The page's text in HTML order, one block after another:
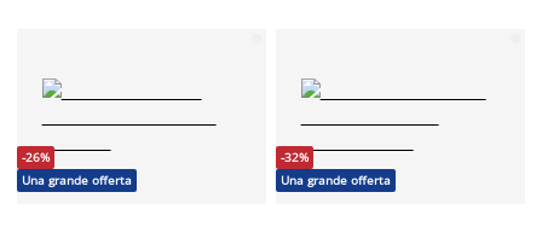
-26%
Una grande offerta
-32%
Una grande offerta